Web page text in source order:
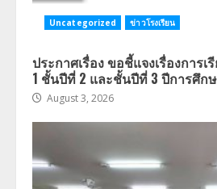
Uncategorized ข่าวโรงเรียน
ประกาศเรื่อง ขอชี้แจงเรื่องการ
1 ชั้นปีที่ 2 และชั้นปีที่ 3 ปีการศึก
August 3, 2026